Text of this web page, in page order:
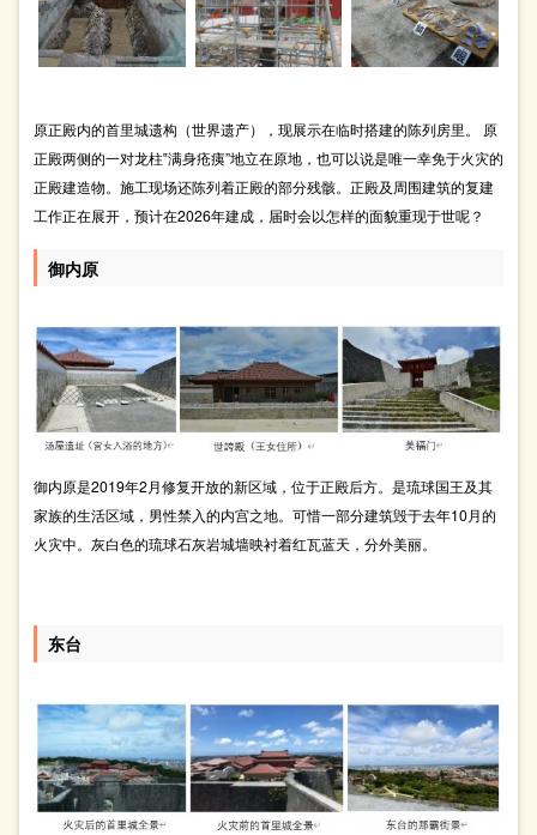
原正殿内的首里城遗构（世界遗产），现展示在临时搭建的陈列房里。 原
正殿两侧的一对龙柱‟满身疮痍”地立在原地，也可以说是唯一幸免于火灾的
正殿建造物。施工现场还陈列着正殿的部分残骸。正殿及周围建筑的复建
工作正在展开，预计在2026年建成，届时会以怎样的面貌重现于世呢？
御内原
御内原是2019年2月修复开放的新区域，位于正殿后方。是琉球国王及其
家族的生活区域，男性禁入的内宫之地。可惜一部分建筑毁于去年10月的
火灾中。灰白色的琉球石灰岩城墙映衬着红瓦蓝天，分外美丽。
东台